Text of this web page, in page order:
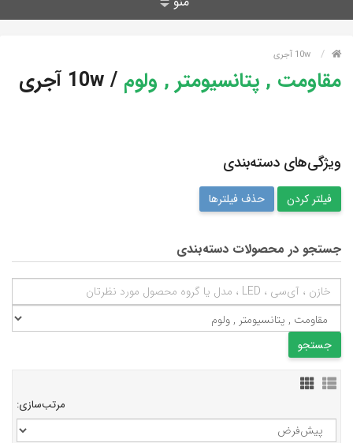
10w آجری
مقاومت , پتانسیومتر , ولوم / 10w آجری
ویژگی‌های دسته‌بندی
حذف فیلترها
جستجو در محصولات دسته‌بندی
مرتب‌سازی: